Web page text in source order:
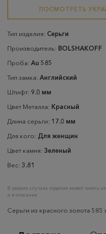
ПОСМОТРЕТЬ
Тип изделия: Серьги
Производитель: BOLSHAKOFF
Проба: Au 585
Тип замка: Английский
Штифт: 9.0 мм
Цвет Металла: Красный
Длина серьги: 17.0 мм
Для кого: Для женщин
Цвет камня: Зеленый
Вес: 3.81
В редких случаях изделие может иметь
и в описании
Серьги из красного золота